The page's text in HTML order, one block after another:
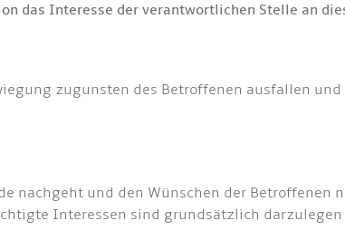
das Interesse der verantwortlichen Stelle an
zugunsten des Betroffenen ausfallen
nachgeht und den Wünschen der
Interessen sind grundsätzlich